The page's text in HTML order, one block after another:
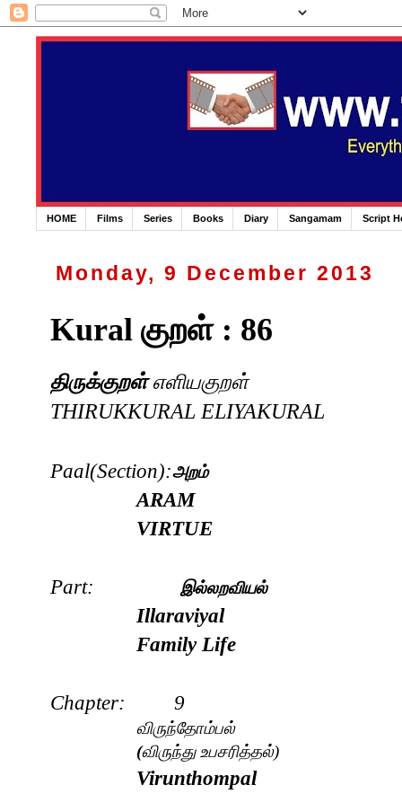
HOME Films Series Books Diary Sangamam Script
Monday, 9 December 2013
Kural குறள் : 86
திருக்குறள் எளியகுறள்
THIRUKKURAL ELIYAKURAL
Paal(Section):அறம்
ARAM
VIRTUE
Part: இல்லறவியல்
Illaraviyal
Family Life
Chapter: 9
விருந்தோம்பல்
(விருந்து உபசரித்தல்)
Virunthompal